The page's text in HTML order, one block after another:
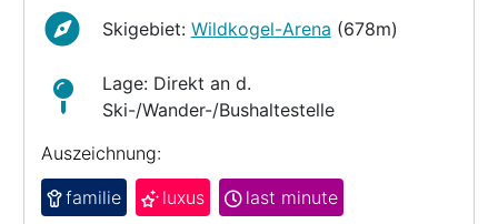
Skigebiet: Wildkogel-Arena (678m)
Lage: Direkt an d.
Ski-/Wander-/Bushaltestelle
Auszeichnung:
familie
luxus last minute